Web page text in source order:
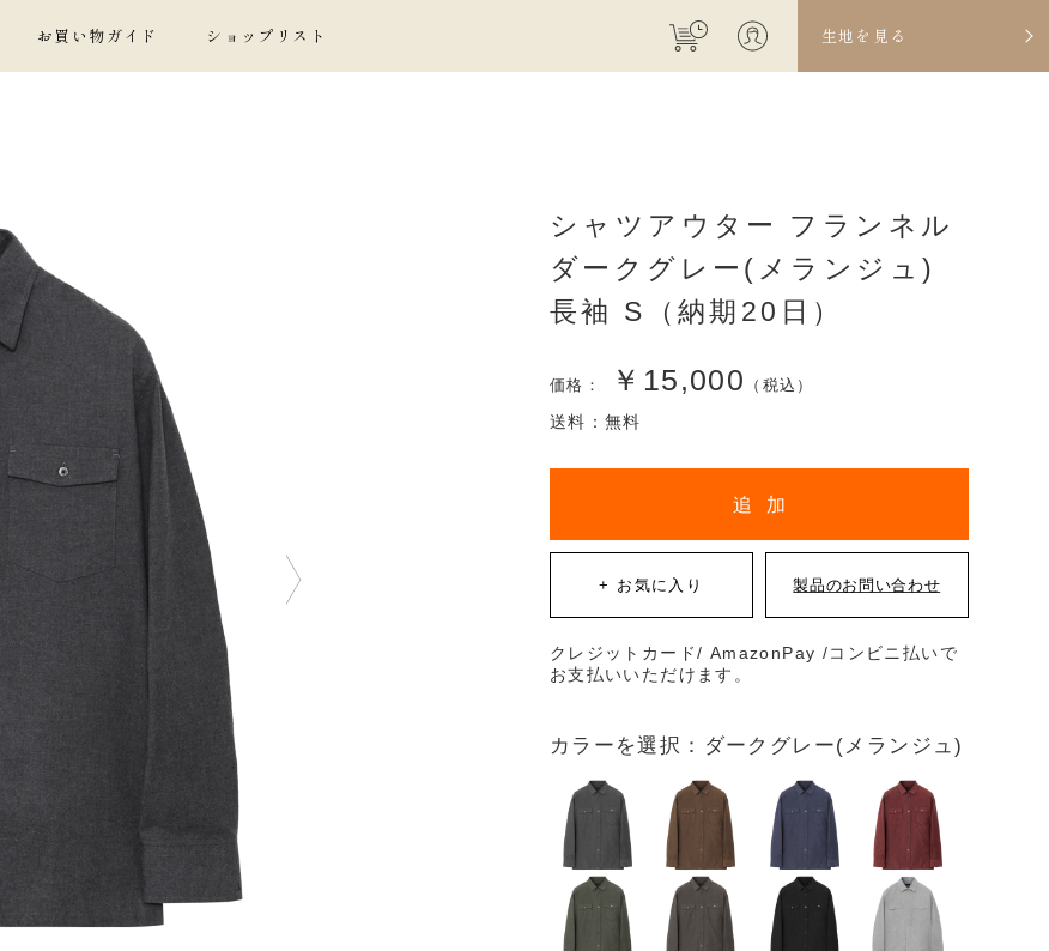
生地を見る
お買い物ガイド ショップリスト
シャツアウター フランネル
ダークグレー(メランジュ)
長袖 S（納期20日）
価格： ￥15,000 （税込）
送料：無料
カラーを選択：ダークグレー(メランジュ)
追 加
クレジットカード/ AmazonPay /コンビニ払いで
お支払いいただけます。